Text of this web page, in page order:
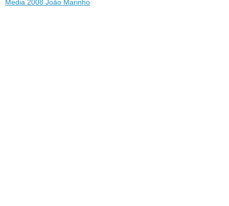
Media 2008 João Marinho